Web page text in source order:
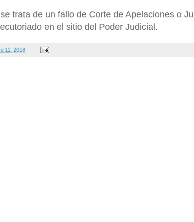
trata de un fallo de Corte de Apelaciones o
en el sitio del Poder Judicial.
11, 2018